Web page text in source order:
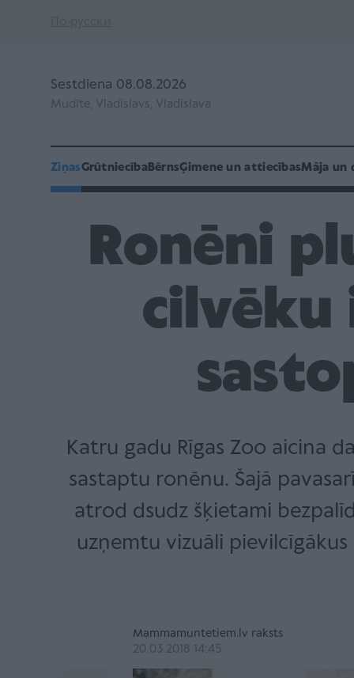
Sestdiena 08.08.2026
Mudīte, Vladislavs, Vladislava
ZiņasGrūtniecībaBērnsĢimene un attiecībasMāja un
Ronēni
cilvēku
Katru gadu Rīgas Zoo aicina
sastaptu ronēnu. Šajā
atrod dsudz šķietami
uzņemtu vizuāli
Mammamuntetiem.lv raksts
20.03.2018 14:45